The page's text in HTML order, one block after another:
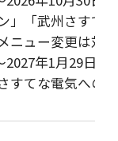
」「武州さすて
ニュー変更は対
2027年1月29日（
すてな電気への